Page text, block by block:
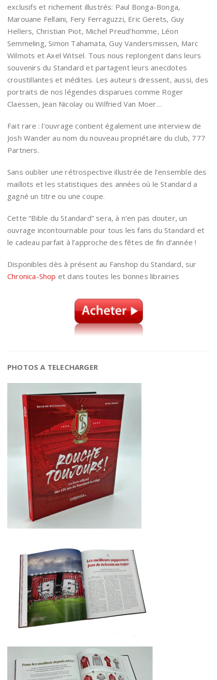
exclusifs et richement illustrés: Paul Bonga-Bonga,
Marouane Fellaini, Fery Ferraguzzi, Eric Gerets, Guy
Hellers, Christian Piot, Michel Preud’homme, Léon
Semmeling, Simon Tahamata, Guy Vandersmissen, Marc
Wilmots et Axel Witsel. Tous nous replongent dans leurs
souvenirs du Standard et partagent leurs anecdotes
croustillantes et inédites. Les auteurs dressent, aussi, des
portraits de nos légendes disparues comme Roger
Claessen, Jean Nicolay ou Wilfried Van Moer…
Fait rare : l’ouvrage contient également une interview de
Josh Wander au nom du nouveau propriétaire du club, 777
Partners.
Sans oublier une rétrospective illustrée de l’ensemble des
maillots et les statistiques des années où le Standard a
gagné un titre ou une coupe.
Cette “Bible du Standard” sera, à n’en pas douter, un
ouvrage incontournable pour tous les fans du Standard et
le cadeau parfait à l’approche des fêtes de fin d’année !
Disponibles dès à présent au Fanshop du Standard, sur
Chronica-Shop et dans toutes les bonnes librairies
PHOTOS A TELECHARGER